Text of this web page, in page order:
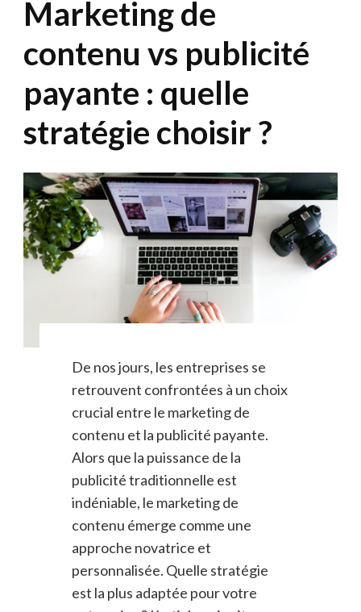
Marketing de
contenu vs publicité
payante : quelle
stratégie choisir ?
De nos jours, les entreprises se
retrouvent confrontées à un choix
crucial entre le marketing de
contenu et la publicité payante.
Alors que la puissance de la
publicité traditionnelle est
indéniable, le marketing de
contenu émerge comme une
approche novatrice et
personnalisée. Quelle stratégie
est la plus adaptée pour votre